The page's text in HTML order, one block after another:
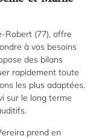
Robert (77), offre
à vos besoins
des bilans
rapidement toute
les plus adaptées.
sur le long terme
prend en